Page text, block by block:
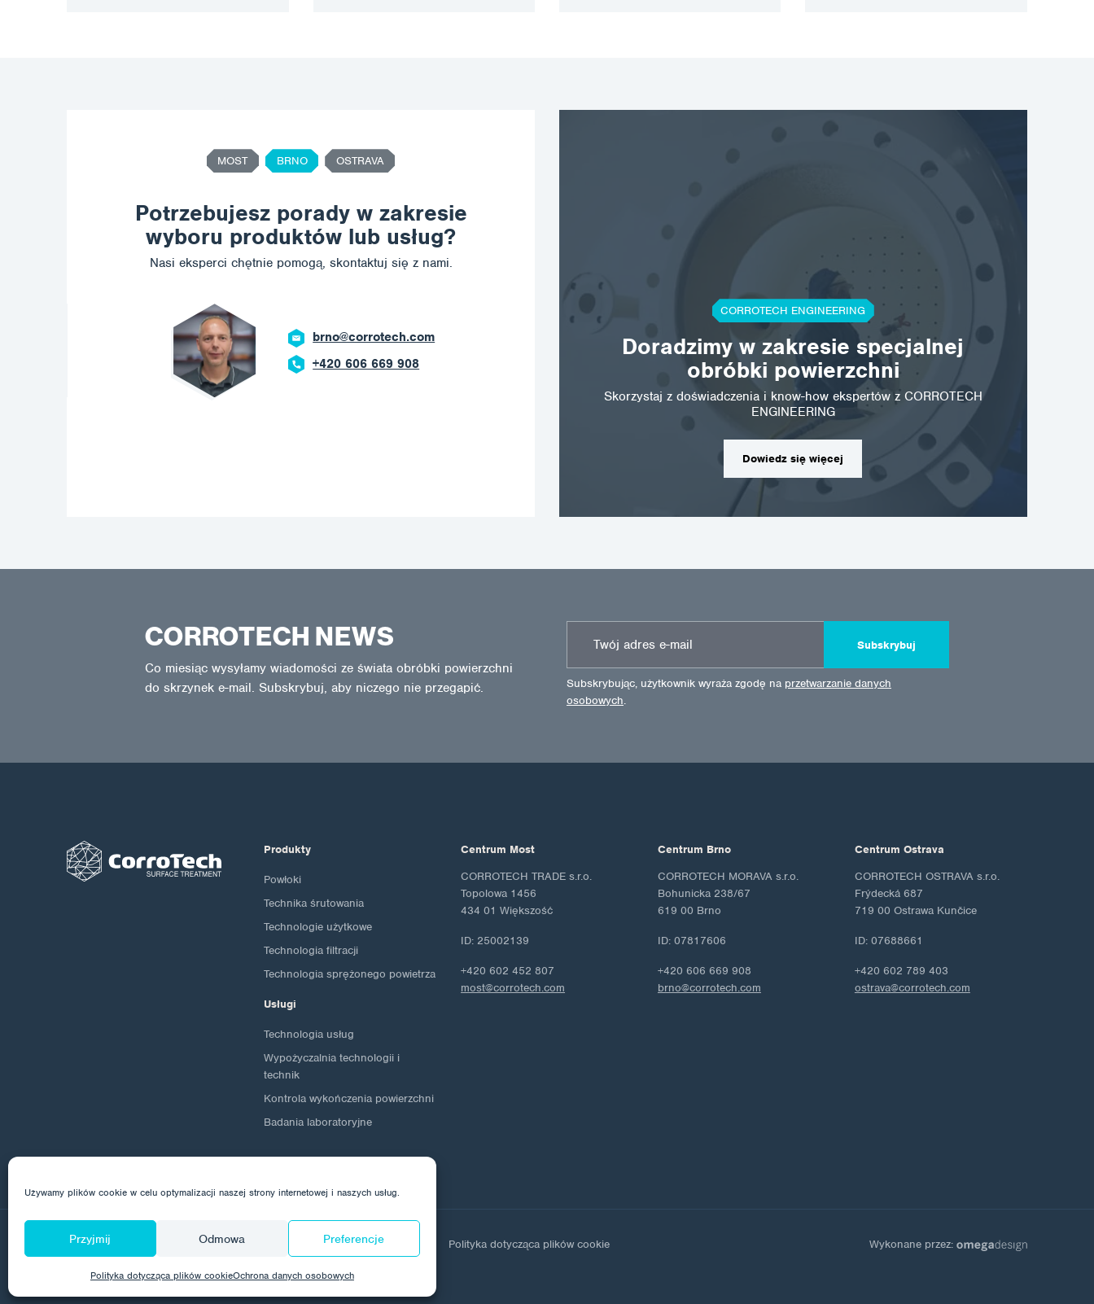
Używamy plików cookie w celu optymalizacji naszej strony internetowej i naszych usług.
Przyjmij Odmowa Preferencje
Polityka dotycząca plików cookieOchrona danych osobowych
MOST BRNO OSTRAVA
Potrzebujesz porady w zakresie
wyboru produktów lub usług?
Nasi eksperci chętnie pomogą, skontaktuj się z nami.
ostrava@corrotech.com
+420 602 789 403
CORROTECH ENGINEERING
Doradzimy w zakresie specjalnej
obróbki powierzchni
Skorzystaj z doświadczenia i know-how ekspertów z CORROTECH
ENGINEERING
Dowiedz się więcej
CORROTECH NEWS
Co miesiąc wysyłamy wiadomości ze świata obróbki powierzchni
do skrzynek e-mail. Subskrybuj, aby niczego nie przegapić.
Subskrybuj
Subskrybując, użytkownik wyraża zgodę na przetwarzanie danych
osobowych.
Produkty
Powłoki
Technika śrutowania
Technologie użytkowe
Technologia filtracji
Technologia sprężonego powietrza
Usługi
Technologia usług
Wypożyczalnia technologii i
technik
Kontrola wykończenia powierzchni
Badania laboratoryjne
Centrum Most
CORROTECH TRADE s.r.o.
Topolowa 1456
434 01 Większość
ID: 25002139
+420 602 452 807
most@corrotech.com
Centrum Brno
CORROTECH MORAVA s.r.o.
Bohunicka 238/67
619 00 Brno
ID: 07817606
+420 606 669 908
brno@corrotech.com
Centrum Ostrava
CORROTECH OSTRAVA s.r.o.
Frýdecká 687
719 00 Ostrawa Kunčice
ID: 07688661
+420 602 789 403
ostrava@corrotech.com
© 2026 Corrotech O nas Kontakt Ochrona danych osobowych Polityka dotycząca plików cookie Wykonane przez: